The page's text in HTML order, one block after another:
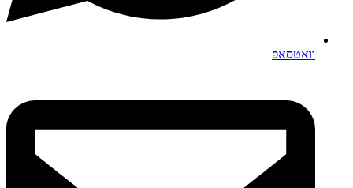
וואטסאפ